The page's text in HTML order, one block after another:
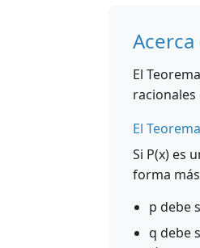
El
El
Si P(x) es
forma
p debe
q debe